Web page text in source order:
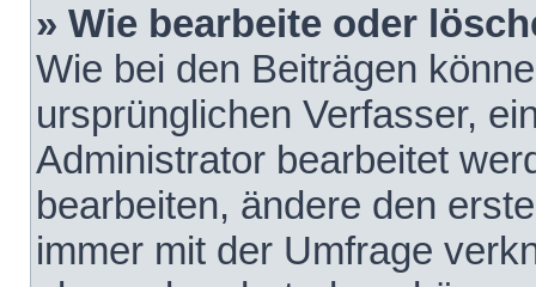
» Wie bearbeite oder
Wie bei den Beiträgen
ursprünglichen Verfasser,
Administrator bearbeitet
bearbeiten, ändere den
immer mit der Umfrage